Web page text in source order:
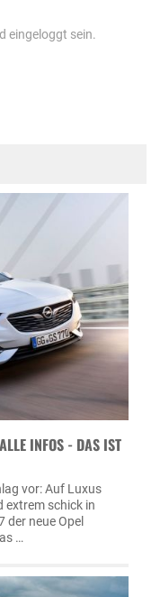
eingeloggt sein.
INFOS - DAS IST
vor: Auf Luxus
extrem schick in
neue Opel
…